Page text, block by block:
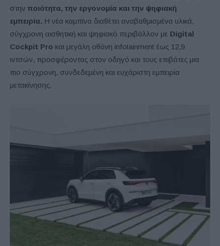
στην ποιότητα, την εργονομία και την ψηφιακή
εμπειρία. Η νέα καμπίνα διαθέτει αναβαθμισμένα υλικά,
σύγχρονη αισθητική και ψηφιακό περιβάλλον με Digital
Cockpit Pro και μεγάλη οθόνη infotainment έως 12,9
ιντσών, προσφέροντας στον οδηγό και τους επιβάτες μια
πιο σύγχρονη, συνδεδεμένη και ευχάριστη εμπειρία
μετακίνησης.